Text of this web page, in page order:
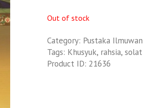
Out of stock
Category: Pustaka Ilmuwan
Tags: Khusyuk, rahsia, solat
Product ID: 21636